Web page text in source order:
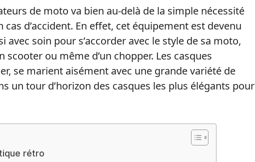
de moto va bien au-delà de la simple nécessité
d’accident. En effet, cet équipement est devenu
soin pour s’accorder avec le style de sa moto,
scooter ou même d’un chopper. Les casques
se marient aisément avec une grande variété de
un tour d’horizon des casques les plus élégants pour
rétro